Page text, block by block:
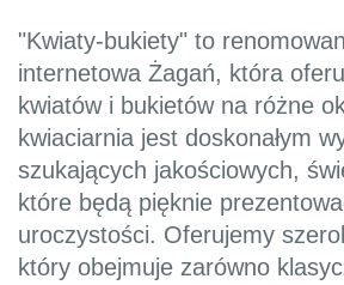
"Kwiaty-bukiety" to
internetowa Żagań, która
kwiatów i bukietów na różne
kwiaciarnia jest doskonałym
szukających jakościowych,
które będą pięknie
uroczystości. Oferujemy
który obejmuje zarówno